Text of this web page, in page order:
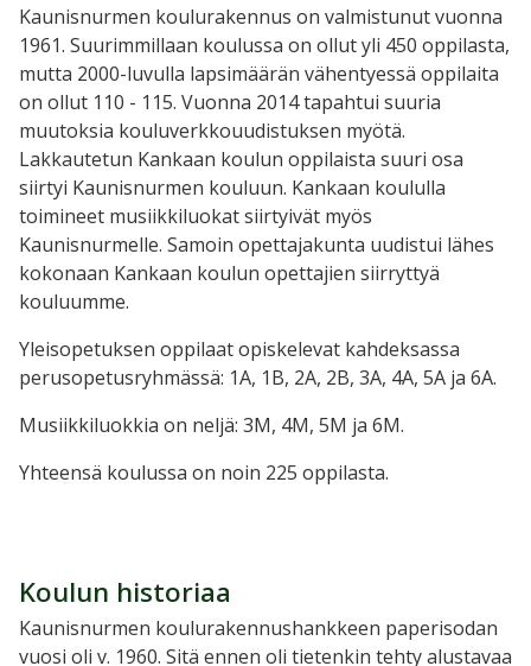
Kaunisnurmen koulurakennus on valmistunut vuonna
1961. Suurimmillaan koulussa on ollut yli 450 oppilasta,
mutta 2000-luvulla lapsimäärän vähentyessä oppilaita
on ollut 110 - 115. Vuonna 2014 tapahtui suuria
muutoksia kouluverkkouudistuksen myötä.
Lakkautetun Kankaan koulun oppilaista suuri osa
siirtyi Kaunisnurmen kouluun. Kankaan koululla
toimineet musiikkiluokat siirtyivät myös
Kaunisnurmelle. Samoin opettajakunta uudistui lähes
kokonaan Kankaan koulun opettajien siirryttyä
kouluumme.
Yleisopetuksen oppilaat opiskelevat kahdeksassa
perusopetusryhmässä: 1A, 1B, 2A, 2B, 3A, 4A, 5A ja 6A.
Musiikkiluokkia on neljä: 3M, 4M, 5M ja 6M.
Yhteensä koulussa on noin 225 oppilasta.
Koulun historiaa
Kaunisnurmen koulurakennushankkeen paperisodan
vuosi oli v. 1960. Sitä ennen oli tietenkin tehty alustavaa